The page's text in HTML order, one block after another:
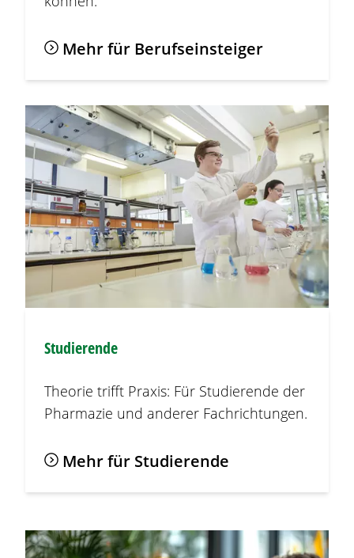
Mehr für Berufseinsteiger
Studierende
Theorie trifft Praxis: Für Studierende der
Pharmazie und anderer Fachrichtungen.
Mehr für Studierende